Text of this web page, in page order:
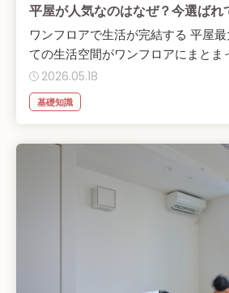
平屋が人気なのはなぜ？今選ばれ
ワンフロアで生活が完結する 平屋
ての生活空間がワンフロアにまとま
2026.05.18
基礎知識